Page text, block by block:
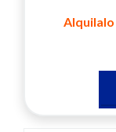
Alquilalo